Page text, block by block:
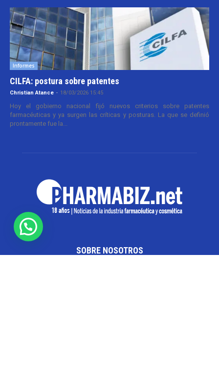
Informes
CILFA: postura sobre patentes
Christian Atance - 18/03/2026 15:45
Hoy el gobierno nacional fijó nuevos criterios sobre patentes
farmacéuticas y ya surgen las críticas y posturas. La que se definió
prontamente fue la...
SOBRE NOSOTROS